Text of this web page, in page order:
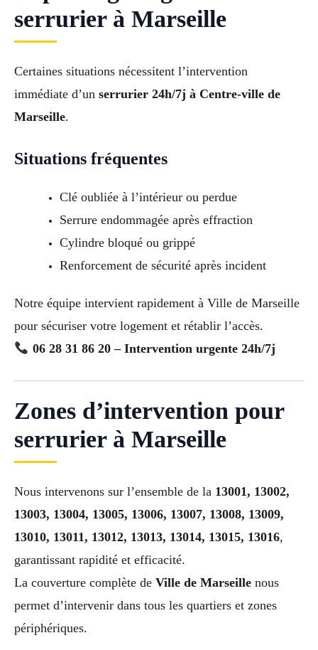
serrurier à Marseille
Certaines situations nécessitent l’intervention
immédiate d’un serrurier 24h/7j à Centre-ville de
Marseille.
Situations fréquentes
Clé oubliée à l’intérieur ou perdue
Serrure endommagée après effraction
Cylindre bloqué ou grippé
Renforcement de sécurité après incident
Notre équipe intervient rapidement à Ville de Marseille
pour sécuriser votre logement et rétablir l’accès.
06 28 31 86 20 – Intervention urgente 24h/7j
Zones d’intervention pour
serrurier à Marseille
Nous intervenons sur l’ensemble de la 13001, 13002,
13003, 13004, 13005, 13006, 13007, 13008, 13009,
13010, 13011, 13012, 13013, 13014, 13015, 13016,
garantissant rapidité et efficacité.
La couverture complète de Ville de Marseille nous
permet d’intervenir dans tous les quartiers et zones
périphériques.